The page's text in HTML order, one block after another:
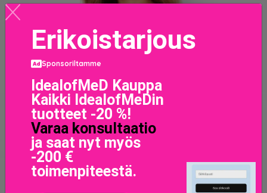
Erikoistarjous
Sponsoriltamme
IdealofMeD Kauppa
Kaikki IdealofMeDin
tuotteet -20 %!
Varaa konsultaatio
ja saat nyt myös
-200 €
toimenpiteestä.